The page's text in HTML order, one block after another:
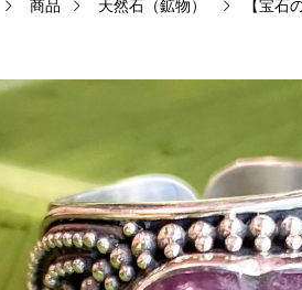
商品 天然石（鉱物） 【宝